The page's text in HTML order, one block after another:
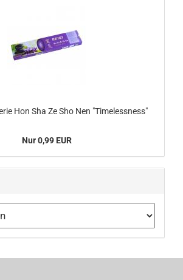
Hon Sha Ze Sho Nen "Timelessness"
Nur 0,99 EUR